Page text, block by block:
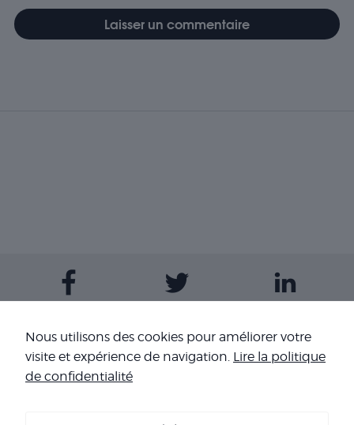
Contactez-nous
Nous utilisons des cookies pour améliorer votre
visite et expérience de navigation. Lire la politique
de confidentialité